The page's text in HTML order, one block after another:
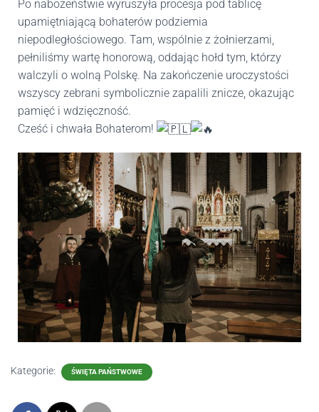
Po nabożeństwie wyruszyła procesja pod tablicę
upamiętniającą bohaterów podziemia
niepodległościowego. Tam, wspólnie z żołnierzami,
pełniliśmy wartę honorową, oddając hołd tym, którzy
walczyli o wolną Polskę. Na zakończenie uroczystości
wszyscy zebrani symbolicznie zapalili znicze, okazując
pamięć i wdzięczność.
Cześć i chwała Bohaterom!
Kategorie: ŚWIĘTA PAŃSTWOWE